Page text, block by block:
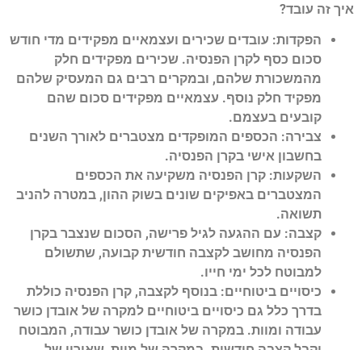
איך זה עובד?
הפקדות: עובדים שכירים ועצמאיים מפקידים מדי חודש
סכום כסף לקרן הפנסיה. שכירים מפקידים חלק
מהמשכורת שלהם, ובמקרים רבים גם המעסיק שלהם
מפקיד חלק נוסף. עצמאיים מפקידים סכום שהם
קובעים בעצמם.
צבירה: הכספים המופקדים מצטברים לאורך השנים
בחשבון אישי בקרן הפנסיה.
השקעות: קרן הפנסיה משקיעה את הכספים
המצטברים באפיקים שונים בשוק ההון, במטרה להניב
תשואה.
קצבה: עם ההגעה לגיל פרישה, הסכום שנצבר בקרן
הפנסיה מחושב לקצבה חודשית קבועה, שתשולם
למבוטח לכל ימי חייו.
כיסויים ביטוחיים: בנוסף לקצבה, קרן הפנסיה כוללת
בדרך כלל גם כיסויים ביטוחיים למקרה של אובדן כושר
עבודה ומוות. במקרה של אובדן כושר עבודה, המבוטח